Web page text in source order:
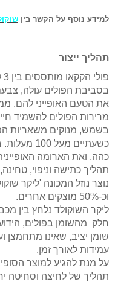
למידע נוסף על הקשר בין
תהליך ייצור
פולי הקקאו מותססים בין 3 ל-9 ימים
בסביבת הפולים עולה,
את הטעם האופייני להם.
מרירות הפולים להשמיד
בשמש, מנוקים משאריות
כשעתיים
כהה, ואת הארומה
תהליך כתישה וניפוי,
וכ-50% מוצקים אחרים.
ליקר השוקולד נלחץ בין
חלק מהשומן בפולים,
שומן יציב, שאינו מתחמצן
עמידות לאורך זמן.
על מנת להגיע למוצר
תהליך של לחיצה וסחיטה